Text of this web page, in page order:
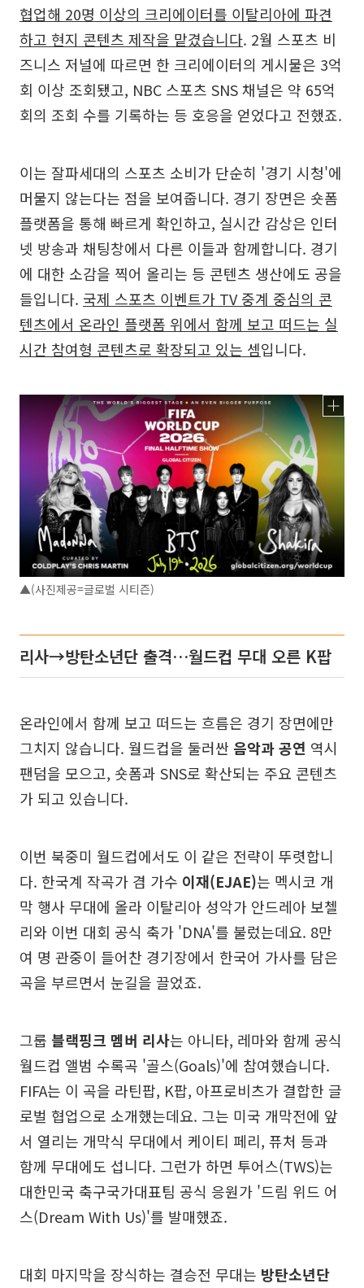
협업해 20명 이상의 크리에이터를 이탈리아에 파견
하고 현지 콘텐츠 제작을 맡겼습니다. 2월 스포츠 비
즈니스 저널에 따르면 한 크리에이터의 게시물은 3억
회 이상 조회됐고, NBC 스포츠 SNS 채널은 약 65억
회의 조회 수를 기록하는 등 호응을 얻었다고 전했죠.
이는 잘파세대의 스포츠 소비가 단순히 '경기 시청'에
머물지 않는다는 점을 보여줍니다. 경기 장면은 숏폼
플랫폼을 통해 빠르게 확인하고, 실시간 감상은 인터
넷 방송과 채팅창에서 다른 이들과 함께합니다. 경기
에 대한 소감을 찍어 올리는 등 콘텐츠 생산에도 공을
들입니다. 국제 스포츠 이벤트가 TV 중계 중심의 콘
텐츠에서 온라인 플랫폼 위에서 함께 보고 떠드는 실
시간 참여형 콘텐츠로 확장되고 있는 셈입니다.
▲(사진제공=글로벌 시티즌)
리사→방탄소년단 출격…월드컵 무대 오른 K팝
온라인에서 함께 보고 떠드는 흐름은 경기 장면에만
그치지 않습니다. 월드컵을 둘러싼 음악과 공연 역시
팬덤을 모으고, 숏폼과 SNS로 확산되는 주요 콘텐츠
가 되고 있습니다.
이번 북중미 월드컵에서도 이 같은 전략이 뚜렷합니
다. 한국계 작곡가 겸 가수 이재(EJAE)는 멕시코 개
막 행사 무대에 올라 이탈리아 성악가 안드레아 보첼
리와 이번 대회 공식 축가 'DNA'를 불렀는데요. 8만
여 명 관중이 들어찬 경기장에서 한국어 가사를 담은
곡을 부르면서 눈길을 끌었죠.
그룹 블랙핑크 멤버 리사는 아니타, 레마와 함께 공식
월드컵 앨범 수록곡 '골스(Goals)'에 참여했습니다.
FIFA는 이 곡을 라틴팝, K팝, 아프로비츠가 결합한 글
로벌 협업으로 소개했는데요. 그는 미국 개막전에 앞
서 열리는 개막식 무대에서 케이티 페리, 퓨처 등과
함께 무대에도 섭니다. 그런가 하면 투어스(TWS)는
대한민국 축구국가대표팀 공식 응원가 '드림 위드 어
스(Dream With Us)'를 발매했죠.
대회 마지막을 장식하는 결승전 무대는 방탄소년단